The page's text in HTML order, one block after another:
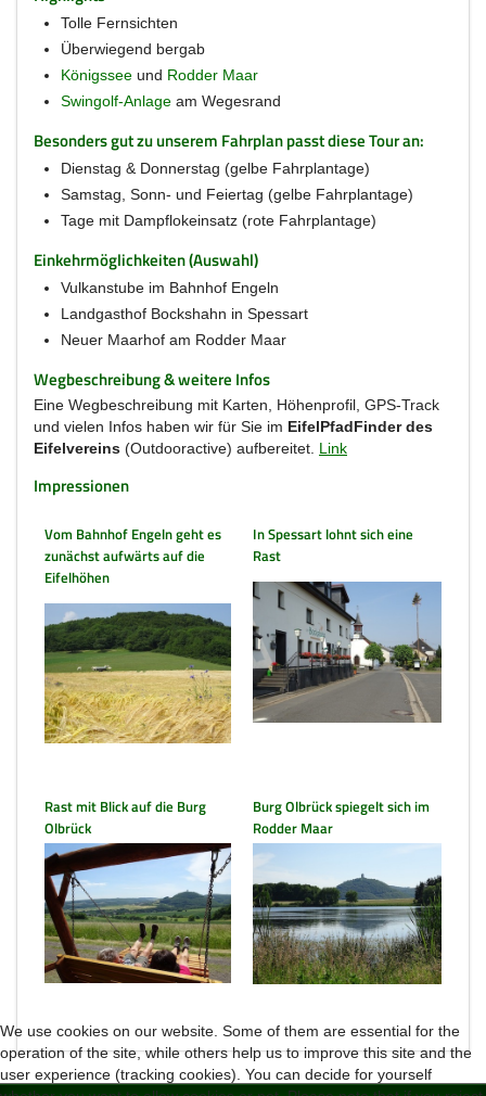
Tolle Fernsichten
Überwiegend bergab
Königssee und Rodder Maar
Swingolf-Anlage am Wegesrand
Besonders gut zu unserem Fahrplan passt diese Tour an:
Dienstag & Donnerstag (gelbe Fahrplantage)
Samstag, Sonn- und Feiertag (gelbe Fahrplantage)
Tage mit Dampflokeinsatz (rote Fahrplantage)
Einkehrmöglichkeiten (Auswahl)
Vulkanstube im Bahnhof Engeln
Landgasthof Bockshahn in Spessart
Neuer Maarhof am Rodder Maar
Wegbeschreibung & weitere Infos
Eine Wegbeschreibung mit Karten, Höhenprofil, GPS-Track
und vielen Infos haben wir für Sie im EifelPfadFinder des
Eifelvereins (Outdooractive) aufbereitet. Link
Impressionen
Vom Bahnhof Engeln geht es
zunächst aufwärts auf die
Eifelhöhen
In Spessart lohnt sich eine
Rast
Rast mit Blick auf die Burg
Olbrück
Burg Olbrück spiegelt sich im
Rodder Maar
We use cookies on our website. Some of them are essential for the
operation of the site, while others help us to improve this site and the
user experience (tracking cookies). You can decide for yourself